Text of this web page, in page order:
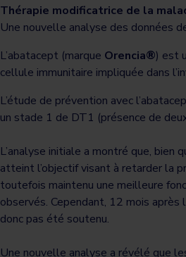
Thérapie modificatrice de la
Une nouvelle analyse des données
L’abatacept (marque Orencia®) est
cellule immunitaire impliquée dans
L’étude de prévention avec
un stade 1 de DT1 (présence de
L’analyse initiale a montré que, bien
atteint l’objectif visant à retarder la
toutefois maintenu une meilleure
observés. Cependant, 12 mois
donc pas été soutenu.
Une nouvelle analyse a révélé que